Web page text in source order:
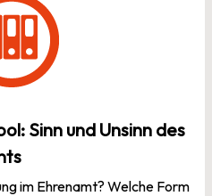
Sinn und Unsinn des
im Ehrenamt? Welche Form